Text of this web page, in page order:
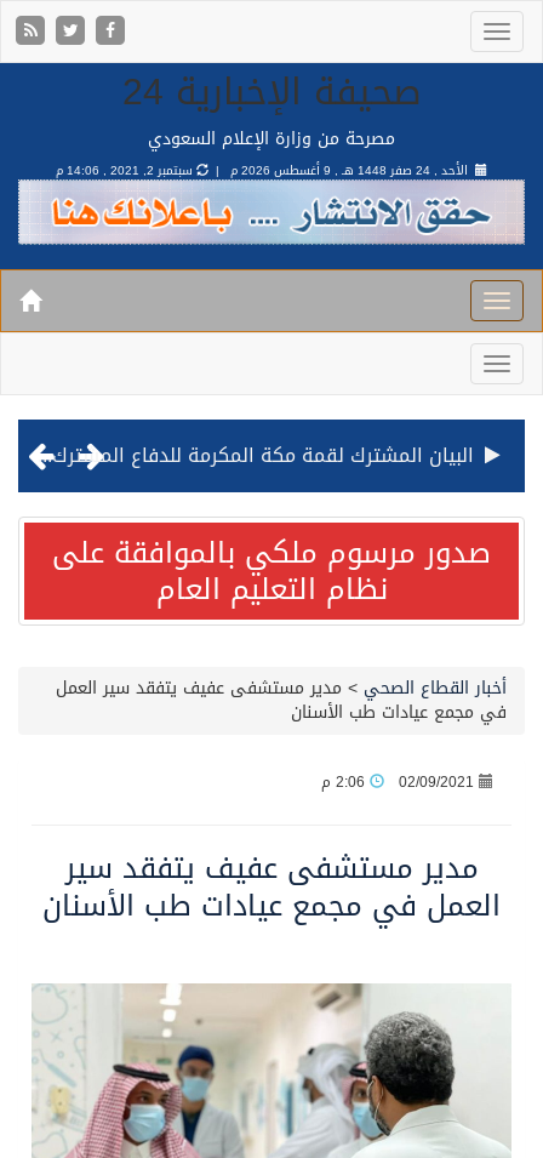
صحيفة الإخبارية 24
مصرحة من وزارة الإعلام السعودي
الأحد , 24 صفر 1448 هـ , 9 أغسطس 2026 م | سبتمبر 2, 2021 , 14:06 م
البيان المشترك لقمة مكة المكرمة للدفاع المشترك بين المملكة وتركيا وباكستان
قيادة القوات المشتركة للتحالف: نفذنا عملية رد عسكري متناسبة لأهداف عسكرية مشروعة تابعة للمليشيا الحوثية الإرهابية في محافظة الحديدة
الهيئة العامة للأمن الغذائي تكثف جهودها للحد من الفقد والهدر الغذائي خلال موسم حج 1447هـ
محافظ عفيف يؤدي صلاة عيد الأضحى
صدور مرسوم ملكي بالموافقة على
نظام التعليم العام
أخبار القطاع الصحي > مدير مستشفى عفيف يتفقد سير العمل
في مجمع عيادات طب الأسنان
02/09/2021
مدير مستشفى عفيف يتفقد سير
العمل في مجمع عيادات طب الأسنان